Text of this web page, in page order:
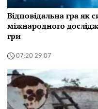
Відповідальна гра як
міжнародного
гри
07:20 29.07